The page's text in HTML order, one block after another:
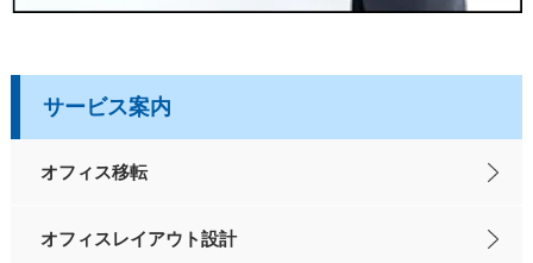
サービス案内
オフィス移転
オフィスレイアウト設計